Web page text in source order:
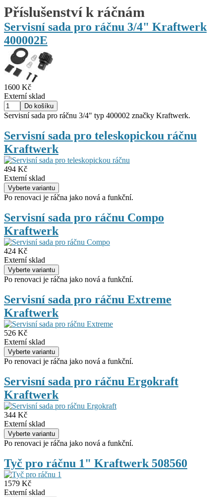
Příslušenství k ráčnám
Servisní sada pro ráčnu 3/4" Kraftwerk
400002E
1600 Kč
Externí sklad
Servisní sada pro ráčnu 3/4" typ 400002 značky Kraftwerk.
Servisní sada pro teleskopickou ráčnu
Kraftwerk
494 Kč
Externí sklad
Po renovaci je ráčna jako nová a funkční.
Servisní sada pro ráčnu Compo
Kraftwerk
424 Kč
Externí sklad
Po renovaci je ráčna jako nová a funkční.
Servisní sada pro ráčnu Extreme
Kraftwerk
526 Kč
Externí sklad
Po renovaci je ráčna jako nová a funkční.
Servisní sada pro ráčnu Ergokraft
Kraftwerk
344 Kč
Externí sklad
Po renovaci je ráčna jako nová a funkční.
Tyč pro ráčnu 1" Kraftwerk 508560
1579 Kč
Externí sklad